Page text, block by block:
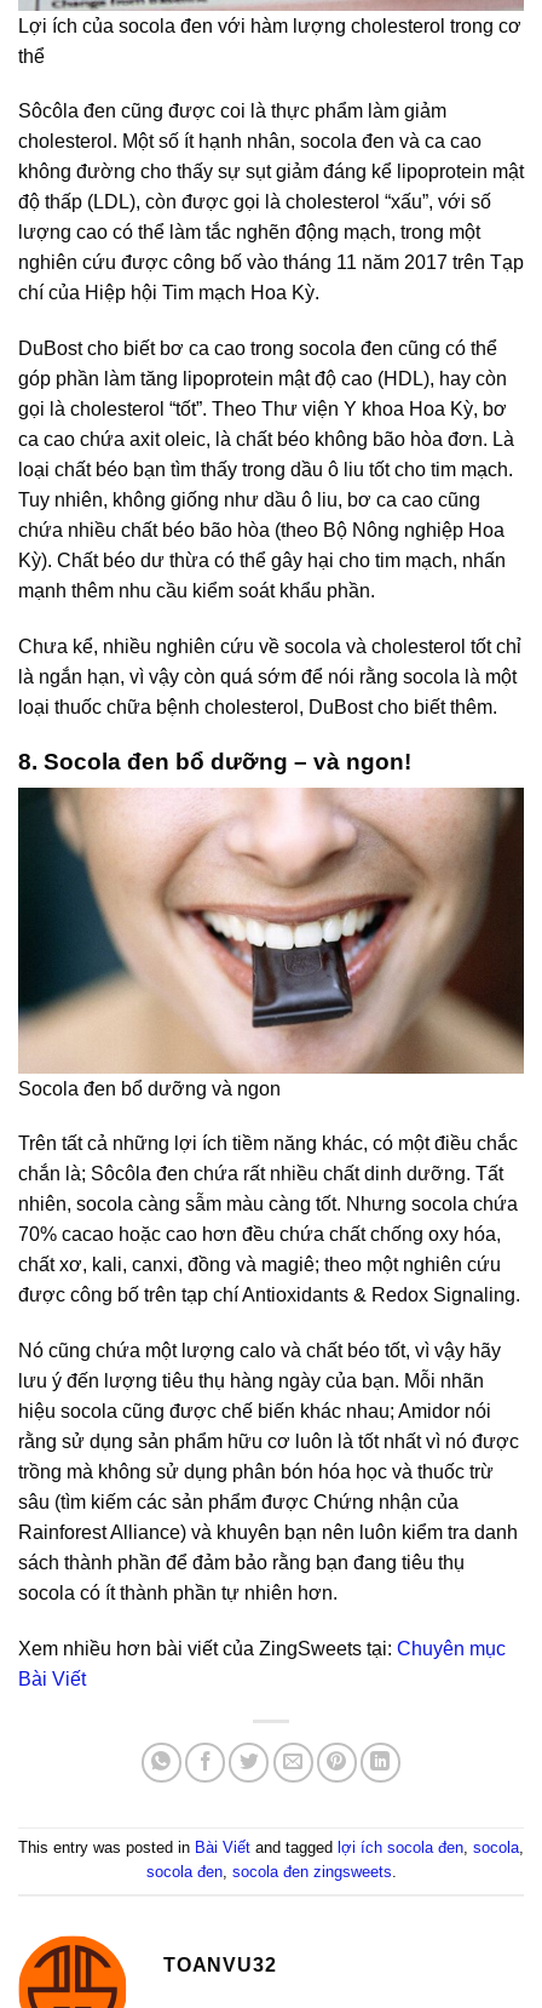
Lợi ích của socola đen với hàm lượng cholesterol trong cơ
thể
Sôcôla đen cũng được coi là thực phẩm làm giảm
cholesterol. Một số ít hạnh nhân, socola đen và ca cao
không đường cho thấy sự sụt giảm đáng kể lipoprotein mật
độ thấp (LDL), còn được gọi là cholesterol “xấu”, với số
lượng cao có thể làm tắc nghẽn động mạch, trong một
nghiên cứu được công bố vào tháng 11 năm 2017 trên Tạp
chí của Hiệp hội Tim mạch Hoa Kỳ.
DuBost cho biết bơ ca cao trong socola đen cũng có thể
góp phần làm tăng lipoprotein mật độ cao (HDL), hay còn
gọi là cholesterol “tốt”. Theo Thư viện Y khoa Hoa Kỳ, bơ
ca cao chứa axit oleic, là chất béo không bão hòa đơn. Là
loại chất béo bạn tìm thấy trong dầu ô liu tốt cho tim mạch.
Tuy nhiên, không giống như dầu ô liu, bơ ca cao cũng
chứa nhiều chất béo bão hòa (theo Bộ Nông nghiệp Hoa
Kỳ). Chất béo dư thừa có thể gây hại cho tim mạch, nhấn
mạnh thêm nhu cầu kiểm soát khẩu phần.
Chưa kể, nhiều nghiên cứu về socola và cholesterol tốt chỉ
là ngắn hạn, vì vậy còn quá sớm để nói rằng socola là một
loại thuốc chữa bệnh cholesterol, DuBost cho biết thêm.
8. Socola đen bổ dưỡng – và ngon!
Socola đen bổ dưỡng và ngon
Trên tất cả những lợi ích tiềm năng khác, có một điều chắc
chắn là; Sôcôla đen chứa rất nhiều chất dinh dưỡng. Tất
nhiên, socola càng sẫm màu càng tốt. Nhưng socola chứa
70% cacao hoặc cao hơn đều chứa chất chống oxy hóa,
chất xơ, kali, canxi, đồng và magiê; theo một nghiên cứu
được công bố trên tạp chí Antioxidants & Redox Signaling.
Nó cũng chứa một lượng calo và chất béo tốt, vì vậy hãy
lưu ý đến lượng tiêu thụ hàng ngày của bạn. Mỗi nhãn
hiệu socola cũng được chế biến khác nhau; Amidor nói
rằng sử dụng sản phẩm hữu cơ luôn là tốt nhất vì nó được
trồng mà không sử dụng phân bón hóa học và thuốc trừ
sâu (tìm kiếm các sản phẩm được Chứng nhận của
Rainforest Alliance) và khuyên bạn nên luôn kiểm tra danh
sách thành phần để đảm bảo rằng bạn đang tiêu thụ
socola có ít thành phần tự nhiên hơn.
Xem nhiều hơn bài viết của ZingSweets tại: Chuyên mục
Bài Viết
This entry was posted in Bài Viết and tagged lợi ích socola đen, socola,
socola đen, socola đen zingsweets.
TOANVU32